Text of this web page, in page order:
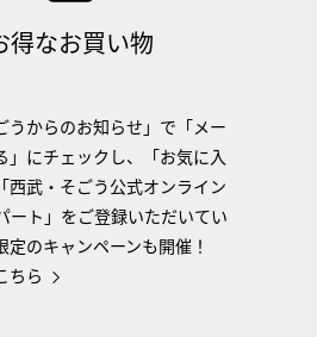
得なお買い物
うからのお知らせ」で「メー
」にチェックし、「お気に入
西武・そごう公式オンライン
ート」をご登録いただいてい
定のキャンペーンも開催！
ちら